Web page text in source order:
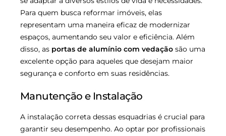
Para quem busca reformar imóveis, elas
representam uma maneira eficaz de modernizar
espaços, aumentando seu valor e eficiência. Além
disso, as portas de alumínio com vedação são uma
excelente opção para aqueles que desejam maior
segurança e conforto em suas residências.
Manutenção e Instalação
A instalação correta dessas esquadrias é crucial para
garantir seu desempenho. Ao optar por profissionais